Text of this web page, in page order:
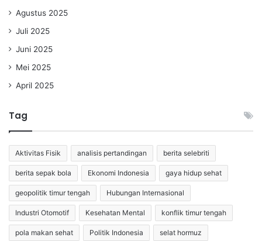
Agustus 2025
Juli 2025
Juni 2025
Mei 2025
April 2025
Tag
Aktivitas Fisik analisis pertandingan berita selebriti
berita sepak bola Ekonomi Indonesia gaya hidup sehat
geopolitik timur tengah Hubungan Internasional
Industri Otomotif Kesehatan Mental konflik timur tengah
pola makan sehat Politik Indonesia selat hormuz